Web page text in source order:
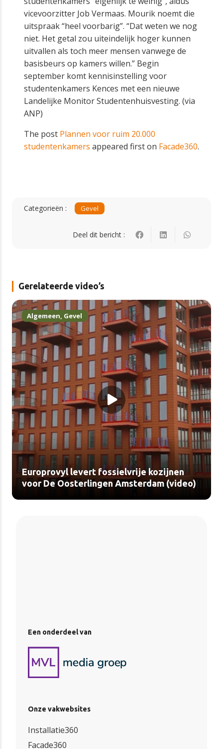
vicevoorzitter Job Vermaas. Mourik noemt die
uitspraak “heel voorbarig”. “Dat weten we nog
niet. Het getal zou uiteindelijk hoger kunnen
uitvallen als toch meer mensen vanwege de
basisbeurs op kamers willen.” Begin
september komt kennisinstelling voor
studentenkamers Kences met een nieuwe
Landelijke Monitor Studentenhuisvesting. (via
ANP)
The post Plannen voor ruim 20.000
studentenkamers appeared first on Facade360.
Categorieën : Gevel
Deel dit bericht :
Gerelateerde video’s
Algemeen, Gevel
Europrovyl levert fossielvrije kozijnen
voor De Oosterlingen Amsterdam (video)
Een onderdeel van
Onze vakwebsites
Installatie360
Facade360